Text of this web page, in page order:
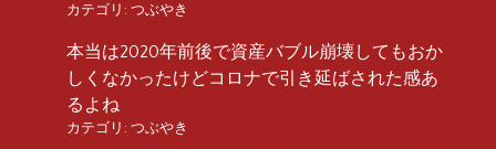
カテゴリ: つぶやき
本当は2020年前後で資産バブル崩壊してもおか
しくなかったけどコロナで引き延ばされた感あ
るよね
カテゴリ: つぶやき